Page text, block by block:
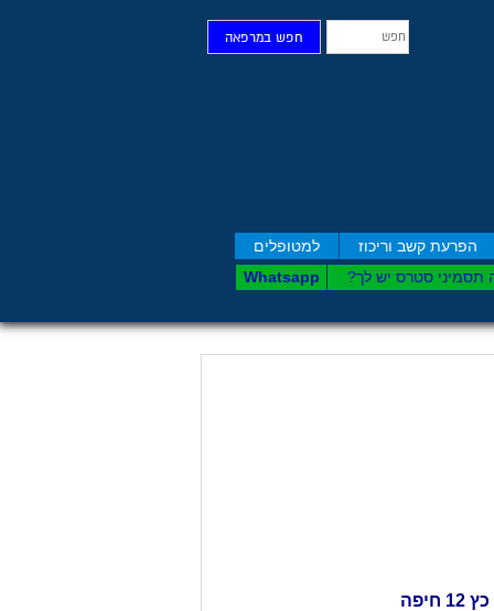
הפרעת קשב וריכוז למטופלים
חפש במרפאה
תסמיני סט​רס יש לך? Whatsapp